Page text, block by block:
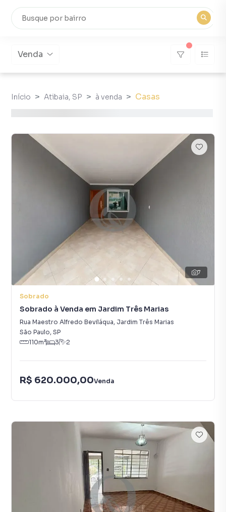
Venda
Início Atibaia, SP à venda Casas
7
Sobrado
Sobrado à Venda em Jardim Três Marias
Rua Maestro Alfredo Beviláqua, Jardim Três Marias
São Paulo, SP
110m² 3 2
R$ 620.000,00Venda